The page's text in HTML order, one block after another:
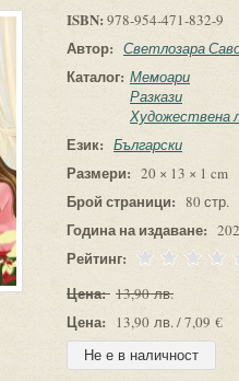
ISBN: 978-954-471-832-9
Автор: Светлозара
Каталог: Мемоари
Разкази
Художествена
Език: Български
Размери: 20 × 13 × 1 cm
Брой страници: 80 стр.
Година на издаване:
Рейтинг:
Цена: 13,90 лв.
Цена: 13,90 лв. / 7,09 €